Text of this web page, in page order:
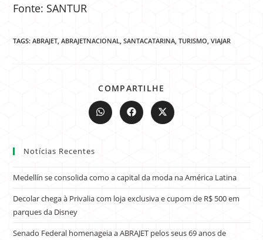
Fonte: SANTUR
TAGS:ABRAJET ABRAJETNACIONAL SANTACATARINA TURISMO VIAJAR
COMPARTILHE
Notícias Recentes
Medellín se consolida como a capital da moda na América Latina
Decolar chega à Privalia com loja exclusiva e cupom de R$ 500 em
parques da Disney
Senado Federal homenageia a ABRAJET pelos seus 69 anos de